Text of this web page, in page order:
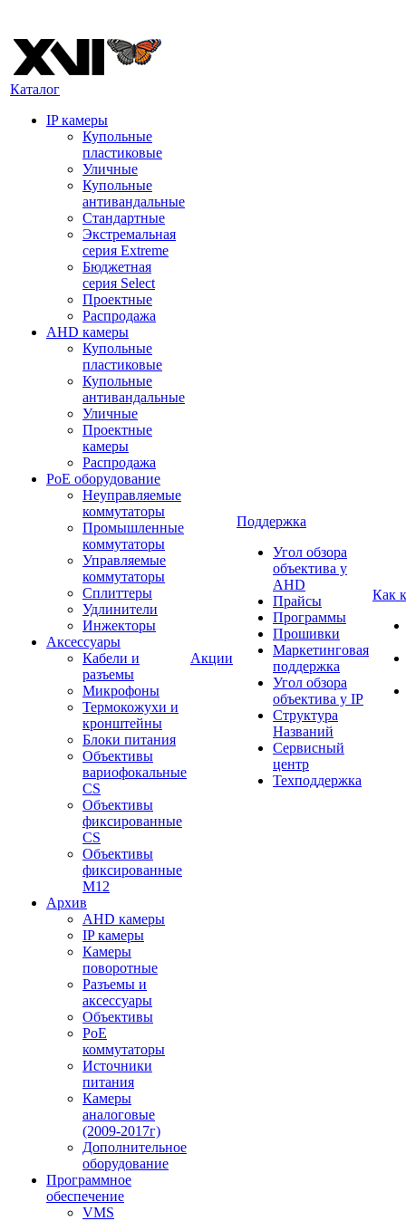
Каталог
IP камеры
Купольные
пластиковые
Уличные
Купольные
антивандальные
Стандартные
Экстремальная
серия Extreme
Бюджетная
серия Select
Проектные
Распродажа
AHD камеры
Купольные
пластиковые
Купольные
антивандальные
Уличные
Проектные
камеры
Распродажа
PoE оборудование
Неуправляемые
коммутаторы
Промышленные
коммутаторы
Управляемые
коммутаторы
Сплиттеры
Удлинители
Инжекторы
Аксессуары
Кабели и
разъемы
Микрофоны
Термокожухи и
кронштейны
Блоки питания
Объективы
вариофокальные
CS
Объективы
фиксированные
CS
Объективы
фиксированные
М12
Архив
AHD камеры
IP камеры
Камеры
поворотные
Разъемы и
аксессуары
Объективы
PoE
коммутаторы
Источники
питания
Камеры
аналоговые
(2009-2017г)
Дополнительное
оборудование
Программное
обеспечение
VMS
Акции
Поддержка
Угол обзора
объектива у
AHD
Прайсы
Программы
Прошивки
Маркетинговая
поддержка
Угол обзора
объектива у IP
Структура
Названий
Сервисный
центр
Техподдержка
Как